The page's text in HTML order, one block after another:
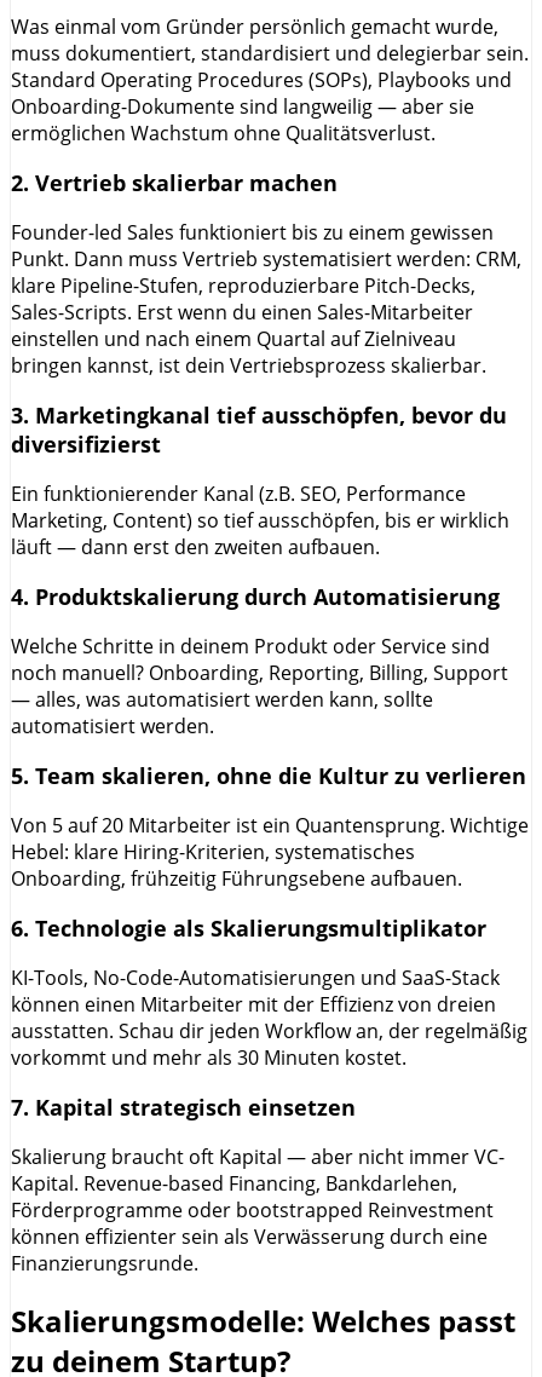
Was einmal vom Gründer persönlich gemacht wurde,
muss dokumentiert, standardisiert und delegierbar sein.
Standard Operating Procedures (SOPs), Playbooks und
Onboarding-Dokumente sind langweilig — aber sie
ermöglichen Wachstum ohne Qualitätsverlust.
2. Vertrieb skalierbar machen
Founder-led Sales funktioniert bis zu einem gewissen
Punkt. Dann muss Vertrieb systematisiert werden: CRM,
klare Pipeline-Stufen, reproduzierbare Pitch-Decks,
Sales-Scripts. Erst wenn du einen Sales-Mitarbeiter
einstellen und nach einem Quartal auf Zielniveau
bringen kannst, ist dein Vertriebsprozess skalierbar.
3. Marketingkanal tief ausschöpfen, bevor du
diversifizierst
Ein funktionierender Kanal (z.B. SEO, Performance
Marketing, Content) so tief ausschöpfen, bis er wirklich
läuft — dann erst den zweiten aufbauen.
4. Produktskalierung durch Automatisierung
Welche Schritte in deinem Produkt oder Service sind
noch manuell? Onboarding, Reporting, Billing, Support
— alles, was automatisiert werden kann, sollte
automatisiert werden.
5. Team skalieren, ohne die Kultur zu verlieren
Von 5 auf 20 Mitarbeiter ist ein Quantensprung. Wichtige
Hebel: klare Hiring-Kriterien, systematisches
Onboarding, frühzeitig Führungsebene aufbauen.
6. Technologie als Skalierungsmultiplikator
KI-Tools, No-Code-Automatisierungen und SaaS-Stack
können einen Mitarbeiter mit der Effizienz von dreien
ausstatten. Schau dir jeden Workflow an, der regelmäßig
vorkommt und mehr als 30 Minuten kostet.
7. Kapital strategisch einsetzen
Skalierung braucht oft Kapital — aber nicht immer VC-
Kapital. Revenue-based Financing, Bankdarlehen,
Förderprogramme oder bootstrapped Reinvestment
können effizienter sein als Verwässerung durch eine
Finanzierungsrunde.
Skalierungsmodelle: Welches passt
zu deinem Startup?